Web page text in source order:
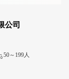
公司
50～199人